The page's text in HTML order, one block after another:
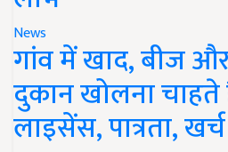
News
गांव में खाद, बीज
दुकान खोलना चाहते
लाइसेंस, पात्रता,